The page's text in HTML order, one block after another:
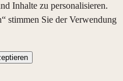
Inhalte zu personalisieren.
stimmen Sie der Verwendung